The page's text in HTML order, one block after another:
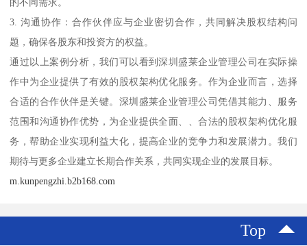
3. 沟通协作：合作伙伴应与企业密切合作，共同解决股权结构问
题，确保各股东和投资方的权益。
通过以上案例分析，我们可以看到深圳盛莱企业管理公司在实际操
作中为企业提供了有效的股权架构优化服务。作为企业而言，选择
合适的合作伙伴是关键。深圳盛莱企业管理公司凭借其能力、服务
范围和沟通协作优势，为企业提供全面、、合法的股权架构优化服
务，帮助企业实现利益大化，提高企业的竞争力和发展潜力。我们
期待与更多企业建立长期合作关系，共同实现企业的发展目标。
m.kunpengzhi.b2b168.com
Top